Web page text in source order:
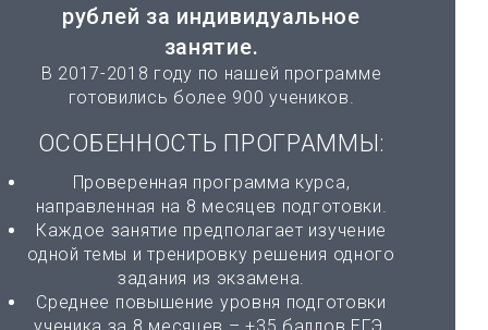
рублей за индивидуальное
занятие.
В 2017-2018 году по нашей программе
готовились более 900 учеников.
ОСОБЕННОСТЬ ПРОГРАММЫ:
Проверенная программа курса,
направленная на 8 месяцев подготовки.
Каждое занятие предполагает изучение
одной темы и тренировку решения одного
задания из экзамена.
Среднее повышение уровня подготовки